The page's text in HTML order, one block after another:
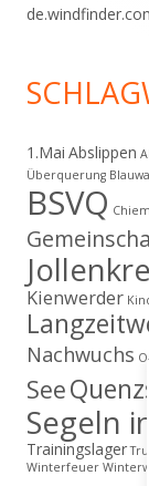
1.Mai Abslippen
Überquerung
BSVQ
Kienwerder
Nachwuchs
See
Segeln
Trainingslager
Winterfeuer